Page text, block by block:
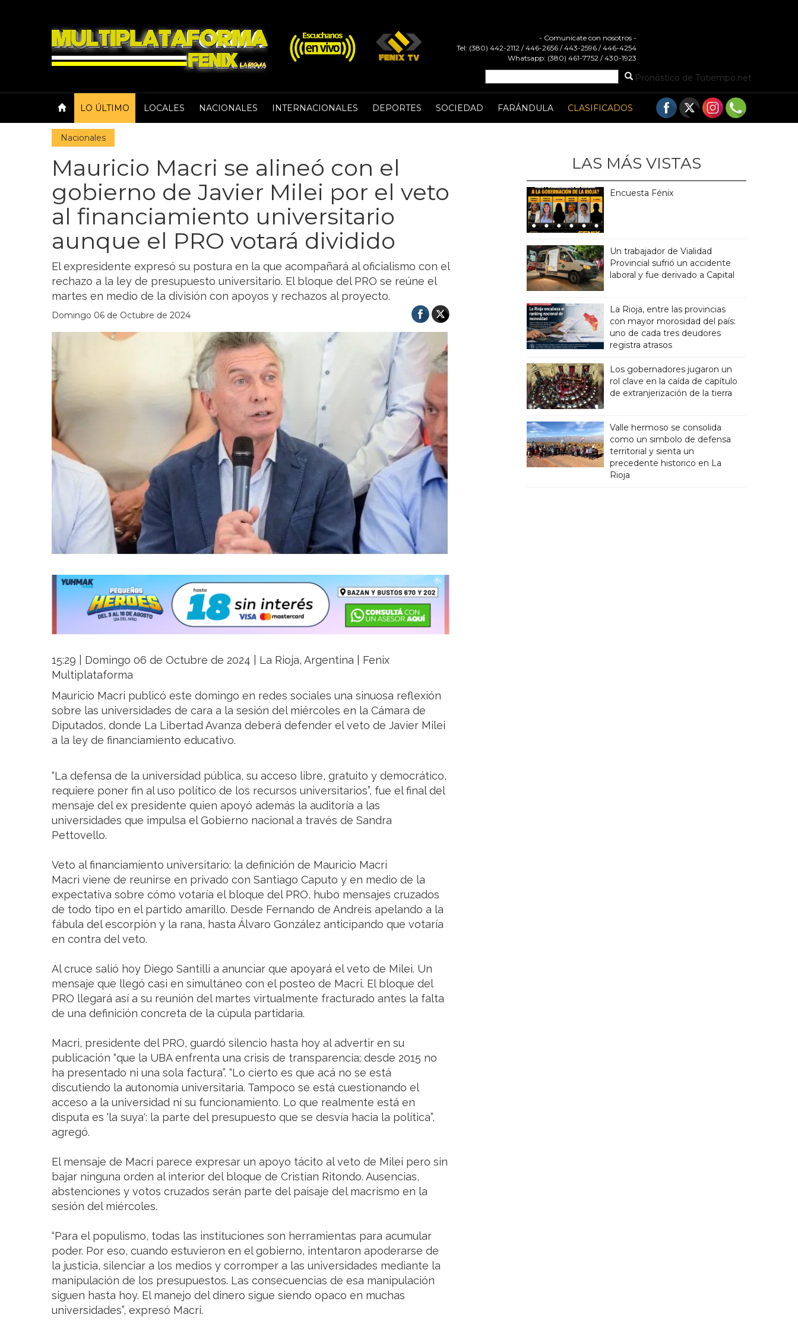
- Comunicate con nosotros -
Tel: (380) 442-2112 / 446-2656 / 443-2596 / 446-4254
Whatsapp: (380) 461-7752 / 430-1923
Pronóstico de Tutiempo.net
LO ÚLTIMO LOCALES NACIONALES INTERNACIONALES DEPORTES SOCIEDAD FARÁNDULA CLASIFICADOS
Nacionales
Mauricio Macri se alineó con el
gobierno de Javier Milei por el veto
al financiamiento universitario
aunque el PRO votará dividido
El expresidente expresó su postura en la que acompañará al oficialismo con el
rechazo a la ley de presupuesto universitario. El bloque del PRO se reúne el
martes en medio de la división con apoyos y rechazos al proyecto.
Domingo 06 de Octubre de 2024
15:29 | Domingo 06 de Octubre de 2024 | La Rioja, Argentina | Fenix
Multiplataforma
Mauricio Macri publicó este domingo en redes sociales una sinuosa reflexión
sobre las universidades de cara a la sesión del miércoles en la Cámara de
Diputados, donde La Libertad Avanza deberá defender el veto de Javier Milei
a la ley de financiamiento educativo.
“La defensa de la universidad pública, su acceso libre, gratuito y democrático,
requiere poner fin al uso político de los recursos universitarios”, fue el final del
mensaje del ex presidente quien apoyó además la auditoría a las
universidades que impulsa el Gobierno nacional a través de Sandra
Pettovello.
Veto al financiamiento universitario: la definición de Mauricio Macri
Macri viene de reunirse en privado con Santiago Caputo y en medio de la
expectativa sobre cómo votaría el bloque del PRO, hubo mensajes cruzados
de todo tipo en el partido amarillo. Desde Fernando de Andreis apelando a la
fábula del escorpión y la rana, hasta Álvaro González anticipando que votaría
en contra del veto.
Al cruce salió hoy Diego Santilli a anunciar que apoyará el veto de Milei. Un
mensaje que llegó casi en simultáneo con el posteo de Macri. El bloque del
PRO llegará así a su reunión del martes virtualmente fracturado antes la falta
de una definición concreta de la cúpula partidaria.
Macri, presidente del PRO, guardó silencio hasta hoy al advertir en su
publicación “que la UBA enfrenta una crisis de transparencia; desde 2015 no
ha presentado ni una sola factura”. “Lo cierto es que acá no se está
discutiendo la autonomía universitaria. Tampoco se está cuestionando el
acceso a la universidad ni su funcionamiento. Lo que realmente está en
disputa es 'la suya': la parte del presupuesto que se desvía hacia la política”,
agregó.
El mensaje de Macri parece expresar un apoyo tácito al veto de Milei pero sin
bajar ninguna orden al interior del bloque de Cristian Ritondo. Ausencias,
abstenciones y votos cruzados serán parte del paisaje del macrismo en la
sesión del miércoles.
“Para el populismo, todas las instituciones son herramientas para acumular
poder. Por eso, cuando estuvieron en el gobierno, intentaron apoderarse de
la justicia, silenciar a los medios y corromper a las universidades mediante la
manipulación de los presupuestos. Las consecuencias de esa manipulación
siguen hasta hoy. El manejo del dinero sigue siendo opaco en muchas
universidades”, expresó Macri.
LAS MÁS VISTAS
Encuesta Fénix
Un trabajador de Vialidad
Provincial sufrió un accidente
laboral y fue derivado a Capital
La Rioja, entre las provincias
con mayor morosidad del país:
uno de cada tres deudores
registra atrasos
Los gobernadores jugaron un
rol clave en la caída de capítulo
de extranjerización de la tierra
Valle hermoso se consolida
como un simbolo de defensa
territorial y sienta un
precedente historico en La
Rioja